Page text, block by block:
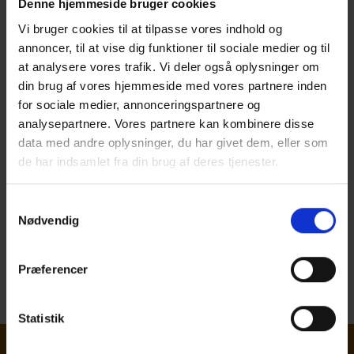
Denne hjemmeside bruger cookies
Vi bruger cookies til at tilpasse vores indhold og
annoncer, til at vise dig funktioner til sociale medier og til
at analysere vores trafik. Vi deler også oplysninger om
din brug af vores hjemmeside med vores partnere inden
for sociale medier, annonceringspartnere og
analysepartnere. Vores partnere kan kombinere disse
data med andre oplysninger, du har givet dem, eller som
de har indsamlet fra din brug af deres tjenester.
Nødvendig
Præferencer
Statistik
ÅRSBERETNING 2012